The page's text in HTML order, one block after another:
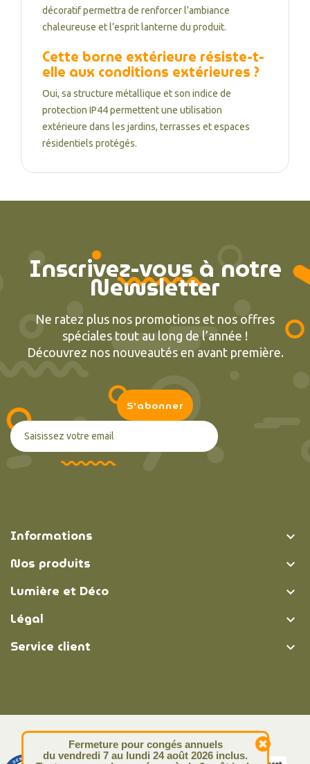
décoratif permettra de renforcer l’ambiance
chaleureuse et l’esprit lanterne du produit.
Cette borne extérieure résiste-t-
elle aux conditions extérieures ?
Oui, sa structure métallique et son indice de
protection IP44 permettent une utilisation
extérieure dans les jardins, terrasses et espaces
résidentiels protégés.
Inscrivez-vous à notre
Newsletter
Ne ratez plus nos promotions et nos offres
spéciales tout au long de l’année !
Découvrez nos nouveautés en avant première.
Informations 
Nos produits 
Lumière et Déco 
Légal 
Service client 
© Lumière et Déco | 2026
Fermeture pour congés annuels
du vendredi 7 au lundi 24 août 2026 inclus.